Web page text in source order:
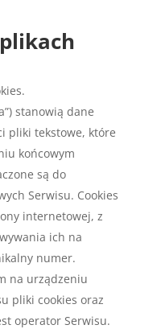
stanowią dane
pliki tekstowe, które
końcowym
są do
Serwisu. Cookies
internetowej, z
ich na
numer.
na urządzeniu
pliki cookies oraz
operator Serwisu.